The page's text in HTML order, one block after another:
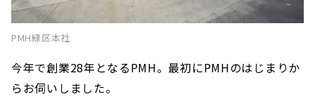
PMH緑区本社
今年で創業28年となるPMH。最初にPMHのはじまりか
らお伺いしました。